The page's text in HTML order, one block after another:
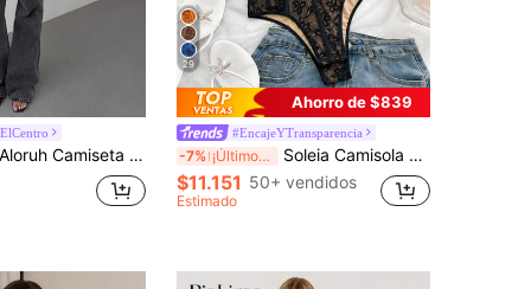
Aloruh Camiseta tipo corsé de mujer con encaje y parches, elegante y sexy - Corsé superior elegante de Macao
29
Ahorro de $839
#EncajeYTransparencia
-7% ¡Últimos 3 días Soleia Camisola sexy con estampado de leopardo, ribete de encaje y aros, con panel frontal, ajustada de una pieza, se puede usar como ropa interior o exterior, adecuada para vacaciones, citas, Día de San Valentín, té de la tarde, fiesta nocturna
$11.151 50+ vendidos
Estimado